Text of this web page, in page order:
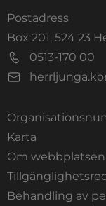
Postadress
Box 201, 524 23
0513-170 00
Karta
Om webbplatsen
Behandling av